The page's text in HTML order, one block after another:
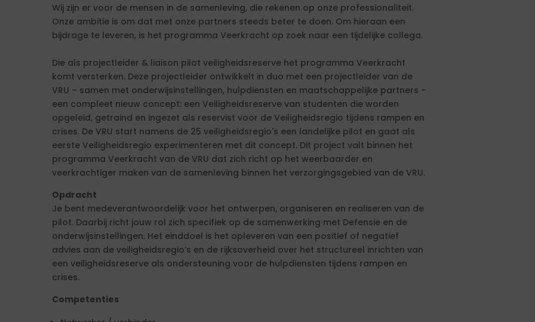
Wij zijn er voor de mensen in de samenleving, die rekenen op onze professionaliteit.
Onze ambitie is om dat met onze partners steeds beter te doen. Om hieraan een
bijdrage te leveren, is het programma Veerkracht op zoek naar een tijdelijke collega.
Die als projectleider & liaison pilot veiligheidsreserve het programma Veerkracht
komt versterken. Deze projectleider ontwikkelt in duo met een projectleider van de
VRU – samen met onderwijsinstellingen, hulpdiensten en maatschappelijke partners –
een compleet nieuw concept: een Veiligheidsreserve van studenten die worden
opgeleid, getraind en ingezet als reservist voor de Veiligheidsregio tijdens rampen en
crises. De VRU start namens de 25 veiligheidsregio's een landelijke pilot en gaat als
eerste Veiligheidsregio experimenteren met dit concept. Dit project valt binnen het
programma Veerkracht van de VRU dat zich richt op het weerbaarder en
veerkrachtiger maken van de samenleving binnen het verzorgingsgebied van de VRU.
Opdracht
Je bent medeverantwoordelijk voor het ontwerpen, organiseren en realiseren van de
pilot. Daarbij richt jouw rol zich specifiek op de samenwerking met Defensie en de
onderwijsinstellingen. Het einddoel is het opleveren van een positief of negatief
advies aan de veiligheidsregio’s en de rijksoverheid over het structureel inrichten van
een veiligheidsreserve als ondersteuning voor de hulpdiensten tijdens rampen en
crises.
Competenties